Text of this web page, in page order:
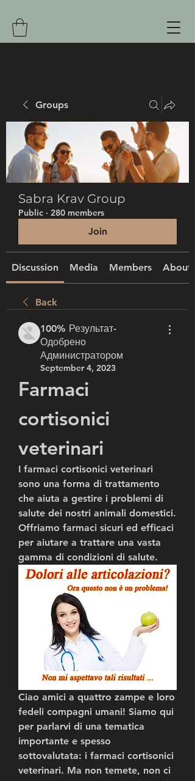
Groups
Sabra Krav Group
Public · 280 members
Join
Discussion Media Members About
Back
100% Результат-
Одобрено
Администратором
September 4, 2023
Farmaci
cortisonici
veterinari
I farmaci cortisonici veterinari
sono una forma di trattamento
che aiuta a gestire i problemi di
salute dei nostri animali domestici.
Offriamo farmaci sicuri ed efficaci
per aiutare a trattare una vasta
gamma di condizioni di salute.
Ciao amici a quattro zampe e loro
fedeli compagni umani! Siamo qui
per parlarvi di una tematica
importante e spesso
sottovalutata: i farmaci cortisonici
veterinari. Ma non temete, non ci